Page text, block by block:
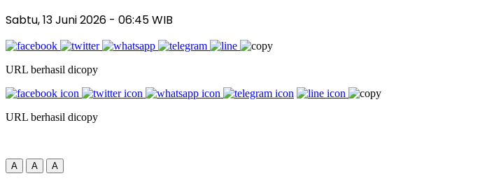
Sabtu, 13 Juni 2026 - 06:45 WIB
URL berhasil dicopy
URL berhasil dicopy
A A A